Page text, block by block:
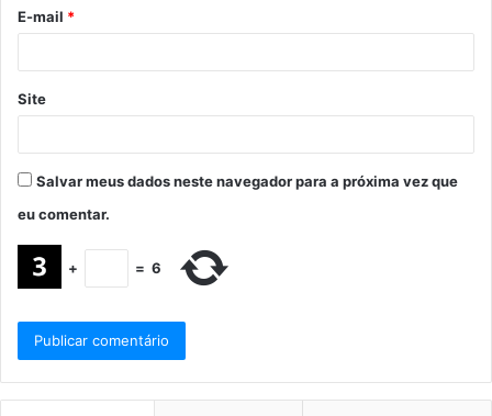
E-mail *
Site
Salvar meus dados neste navegador para a próxima vez que
eu comentar.
+ = 6